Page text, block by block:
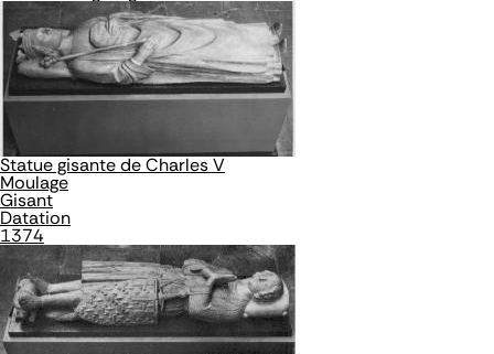
Statue gisante de Charles V
Moulage
Gisant
Datation
1374